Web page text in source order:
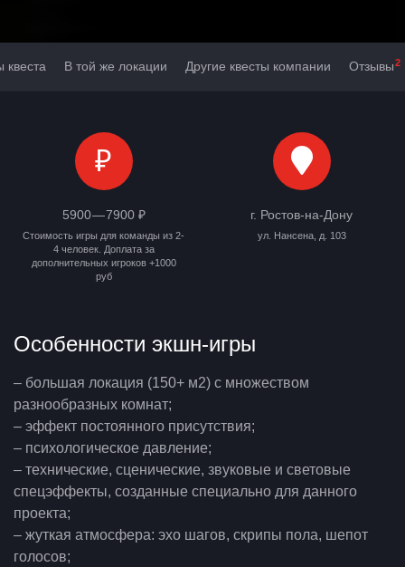
квеста В той же локации Другие квесты компании Отзывы2
₽
5900 — 7900 ₽
Стоимость игры для команды из 2-
4 человек. Доплата за
дополнительных игроков +1000
руб
г. Ростов-на-Дону
ул. Нансена, д. 103
Особенности экшн-игры
– большая локация (150+ м2) с множеством
разнообразных комнат;
– эффект постоянного присутствия;
– психологическое давление;
– технические, сценические, звуковые и световые
спецэффекты, созданные специально для данного
проекта;
– жуткая атмосфера: эхо шагов, скрипы пола, шепот
голосов;